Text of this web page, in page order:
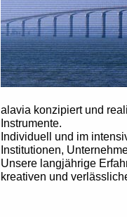
alavia konzipiert und
Instrumente.
Individuell und im
Institutionen,
Unsere langjährige
kreativen und